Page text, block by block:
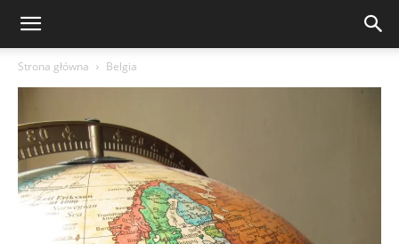
Strona główna Belgia